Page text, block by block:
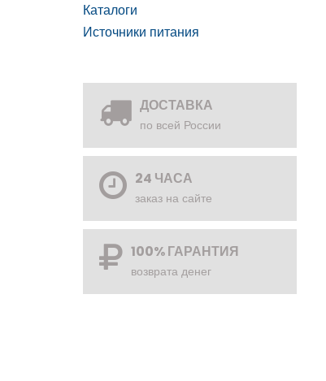
Каталоги
Источники питания
ДОСТАВКА
по всей России
24 ЧАСА
заказ на сайте
100% ГАРАНТИЯ
возврата денег